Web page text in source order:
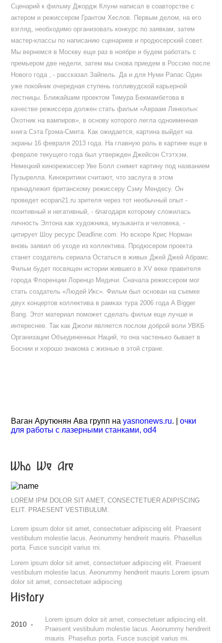
Сценарий к фильму Джордж Клуни написал в соавторстве с
актером и режиссером Грантом Хеслов. Первым делом, на его
взгляд, необходимо организовать конкурс по заявкам, затем
мастер-классы по написанию сценариев и продюсерский совет.
Мы вернемся в Москву еще раз в ноябре и будем работать с
премьером две недели, затем мы снова приедем в Россию после
Нового года , - рассказал Зайпель. Да и для Нуми Рапас Один
уже покойник очередная ступень голливудской карьерной
лестницы. Ближайшим проектом Тимура Бекмамбетова в
качестве режиссера должен стать фильм «Авраам Линкольн:
Охотник на вампиров», в основу которого легла одноименная
книга Сэта Грэма-Смита. Как ожидается, картина выйдет на
экраны 16 февраля 2013 года. На главную роль в картине еще в
феврале текущего года был утвержден Джейсон Стэтхэм.
Немецкий кинорежиссер Уве Болл снимет картину под названием
Пузырелла. Кинокритики считают, что заслуга в этом
принадлежит британскому режиссеру Сэму Мендесу. Он
проведет ecopan21.ru зрителя через тот необычный опыт -
позитивный и негативный, - благодаря которому сложилась
личность Элтона как художника, музыканта и человека, -
цитирует Шоу ресурс Deadline.com. Но вскоре Крис Норман
вновь заявил об уходе из коллектива. Продюсером проекта
станет создатель сериала Остаться в живых Джей Джей Абрамс.
Фильм будет посвящен истории жившего в XV веке правителя
города Флоренции Лоренцо Медичи. Сначала режиссером мог
стать создатель «Людей Икс». Фильм был основан на съемке
двух концертов коллектива в рамках тура 2006 года A Bigger
Bang. Этот материал поможет сделать фильм еще лучше и
интереснее. Так как Джоли является послом доброй воли УВКБ
Организации Объединенных Наций, то она частенько бывает в
Боснии и хорошо знакома с жизнью в этой стране.
Ваган Арутюнян Ава групп наyasnonews.ru. |очки
для работы с лазерными станками, od4
Who We Are
LOREM IPM DOLOR SIT AMET, CONSECTETUER ADIPISCING
ELIT. PRAESENT VESTIBULUM.
Lorem ipsum dolor sit amet, consectetuer adipiscing elit. Praesent
vestibulum molestie lacus. Aeonummy hendrerit mauris. Phasellus
porta. Fusce suscipit varius mi.
Lorem ipsum dolor sit amet, consectetuer adipiscing elit. Praesent
vestibulum molestie lacus. Aeonummy hendrerit mauris.Lorem ipsum
dolor sit amet, consectetuer adipiscing
History
2010 -
Lorem ipsum dolor sit amet, consectetuer adipiscing elit.
Praesent vestibulum molestie lacus. Aeonummy hendrerit
mauris. Phasellus porta. Fusce suscipit varius mi.